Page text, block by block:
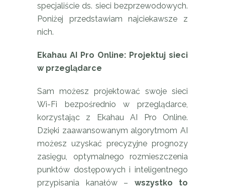
specjaliście ds. sieci bezprzewodowych.
Poniżej przedstawiam najciekawsze z
nich.
Ekahau AI Pro Online: Projektuj sieci
w przeglądarce
Sam możesz projektować swoje sieci
Wi-Fi bezpośrednio w przeglądarce,
korzystając z Ekahau AI Pro Online.
Dzięki zaawansowanym algorytmom AI
możesz uzyskać precyzyjne prognozy
zasięgu, optymalnego rozmieszczenia
punktów dostępowych i inteligentnego
przypisania kanałów – wszystko to